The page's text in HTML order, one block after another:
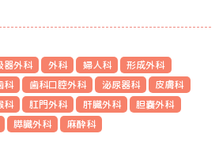
器外科 外科 婦人科
形成外科
科 歯科口腔外科 泌尿器科
皮膚科
科 肛門外科 肝臓外科
胆嚢外科
膵臓外科
麻酔科